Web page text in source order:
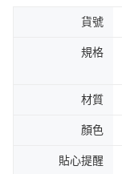
貨號
規格
材質
顏色
貼心提醒